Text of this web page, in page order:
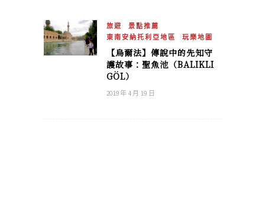
旅遊
景點推薦
東南安納托利亞地區
玩樂地圖
【烏爾法】傳說中的先知守
護故事：聖魚池（BALIKLI
GÖL）
2019 年 4 月 19 日